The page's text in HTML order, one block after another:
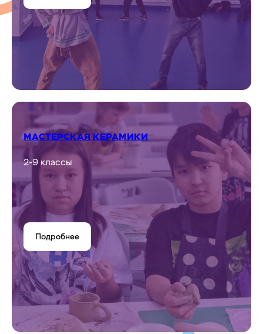
МАСТЕРСКАЯ КЕРАМИКИ
2-9 классы
Подробнее